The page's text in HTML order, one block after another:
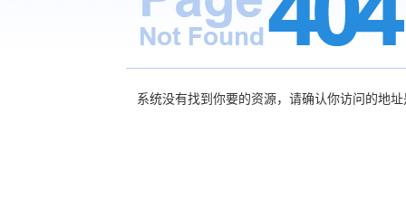
系统没有找到你要的资源，请确认你访问的地